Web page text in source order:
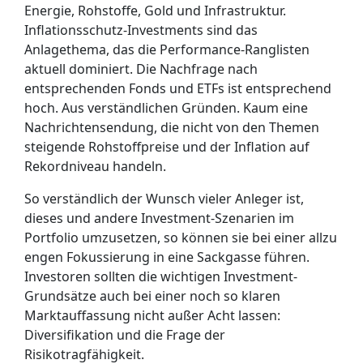
Energie, Rohstoffe, Gold und Infrastruktur.
Inflationsschutz-Investments sind das
Anlagethema, das die Performance-Ranglisten
aktuell dominiert. Die Nachfrage nach
entsprechenden Fonds und ETFs ist entsprechend
hoch. Aus verständlichen Gründen. Kaum eine
Nachrichtensendung, die nicht von den Themen
steigende Rohstoffpreise und der Inflation auf
Rekordniveau handeln.
So verständlich der Wunsch vieler Anleger ist,
dieses und andere Investment-Szenarien im
Portfolio umzusetzen, so können sie bei einer allzu
engen Fokussierung in eine Sackgasse führen.
Investoren sollten die wichtigen Investment-
Grundsätze auch bei einer noch so klaren
Marktauffassung nicht außer Acht lassen:
Diversifikation und die Frage der
Risikotragfähigkeit.